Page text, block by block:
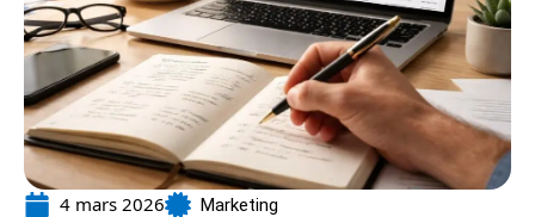
4 mars 2026 Marketing